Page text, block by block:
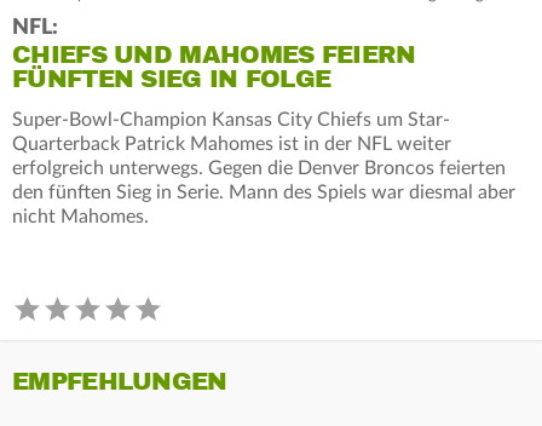
NFL:
CHIEFS UND MAHOMES FEIERN
FÜNFTEN SIEG IN FOLGE
Super-Bowl-Champion Kansas City Chiefs um Star-
Quarterback Patrick Mahomes ist in der NFL weiter
erfolgreich unterwegs. Gegen die Denver Broncos feierten
den fünften Sieg in Serie. Mann des Spiels war diesmal aber
nicht Mahomes.
EMPFEHLUNGEN